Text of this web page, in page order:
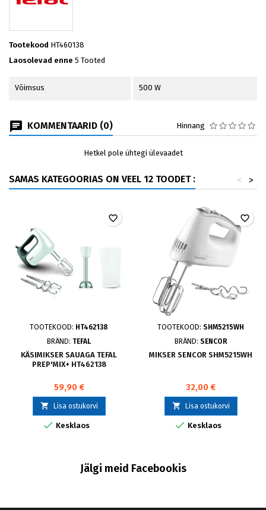
Tootekood HT460138
Laosolevad enne 5 Tooted
Võimsus 500 W
KOMMENTAARID (0) Hinnang
Hetkel pole ühtegi ülevaadet
SAMAS KATEGOORIAS ON VEEL 12 TOODET : >
<
TOOTEKOOD: HT462138
BRÄND: TEFAL
KÄSIMIKSER SAUAGA TEFAL
PREP'MIX+ HT462138
59,90 €
 Lisa ostukorvi
 Kesklaos
favorite_border
TOOTEKOOD: SHM5215WH
BRÄND: SENCOR
MIKSER SENCOR SHM5215WH
32,00 €
 Lisa ostukorvi
 Kesklaos
favorite_border
Jälgi meid Facebookis